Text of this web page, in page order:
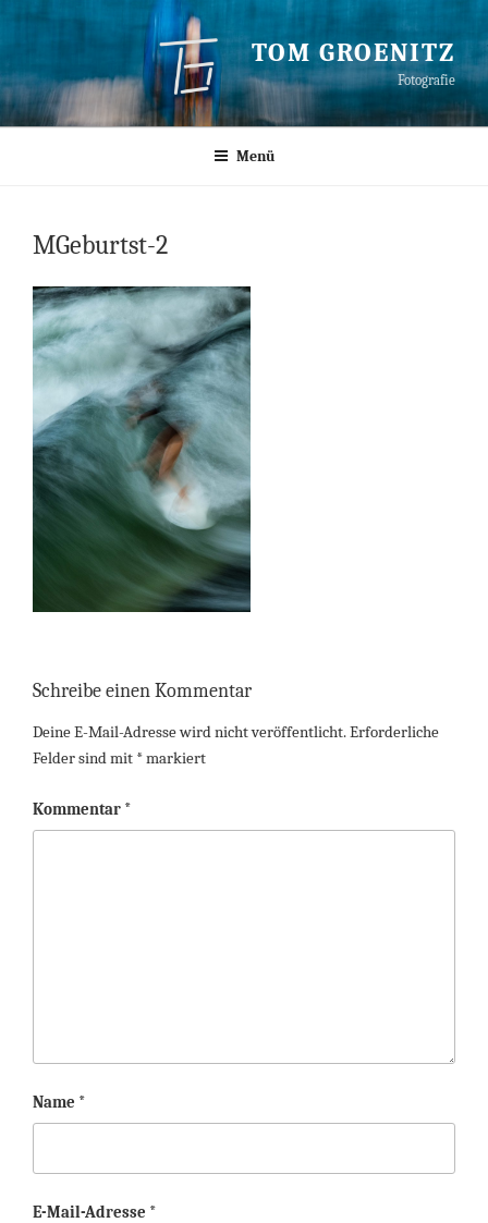
TOM GROENITZ
Fotografie
Menü
MGeburtst-2
Schreibe einen Kommentar
Deine E-Mail-Adresse wird nicht veröffentlicht.Erforderliche
Felder sind mit *markiert
Kommentar *
Name *
E-Mail-Adresse *